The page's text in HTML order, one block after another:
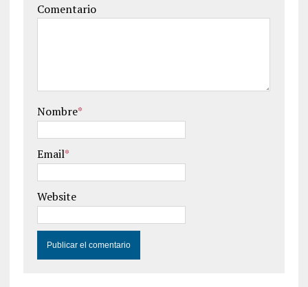
Comentario
Nombre*
Email*
Website